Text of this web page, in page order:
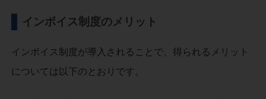
インボイス制度のメリット
インボイス制度が導入されることで、得られるメリット
については以下のとおりです。